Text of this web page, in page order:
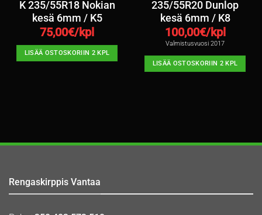
K 235/55R18 Nokian
kesä 6mm / K5
75,00€/kpl
LISÄÄ OSTOSKORIIN 2 KPL
235/55R20 Dunlop
kesä 6mm / K8
100,00€/kpl
Valmistusvuosi 2017
LISÄÄ OSTOSKORIIN 2 KPL
Rengaskirppis Vantaa